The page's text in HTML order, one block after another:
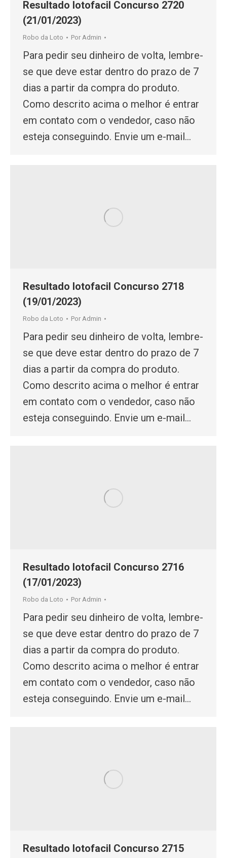
Resultado lotofacil Concurso 2720
(21/01/2023)
Robo da Loto Por Admin
Para pedir seu dinheiro de volta, lembre-
se que deve estar dentro do prazo de 7
dias a partir da compra do produto.
Como descrito acima o melhor é entrar
em contato com o vendedor, caso não
esteja conseguindo. Envie um e-mail…
Resultado lotofacil Concurso 2718
(19/01/2023)
Robo da Loto Por Admin
Para pedir seu dinheiro de volta, lembre-
se que deve estar dentro do prazo de 7
dias a partir da compra do produto.
Como descrito acima o melhor é entrar
em contato com o vendedor, caso não
esteja conseguindo. Envie um e-mail…
Resultado lotofacil Concurso 2716
(17/01/2023)
Robo da Loto Por Admin
Para pedir seu dinheiro de volta, lembre-
se que deve estar dentro do prazo de 7
dias a partir da compra do produto.
Como descrito acima o melhor é entrar
em contato com o vendedor, caso não
esteja conseguindo. Envie um e-mail…
Resultado lotofacil Concurso 2715